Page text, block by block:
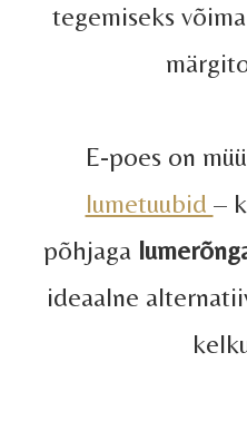
tegemiseks
E-poes on
lumetuubid –
põhjaga
ideaalne